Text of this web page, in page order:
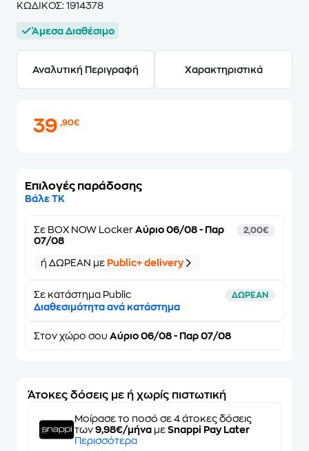
ΚΩΔΙΚΟΣ: 1914378
Άμεσα Διαθέσιμο
Αναλυτική Περιγραφή Χαρακτηριστικά
39,90€
Επιλογές παράδοσης
Βάλε ΤΚ
Σε BOX NOW Locker Αύριο 06/08 - Παρ
07/08
2,00€
ή ΔΩΡΕΑΝ με Public+ delivery
Σε κατάστημα Public ΔΩΡΕΑΝ
Διαθεσιμότητα ανά κατάστημα
Στον χώρο σου Αύριο 06/08 - Παρ 07/08
Άτοκες δόσεις με ή χωρίς πιστωτική
Μοίρασε το ποσό σε 4 άτοκες δόσεις
των 9,98€/μήνα με Snappi Pay Later
Περισσότερα